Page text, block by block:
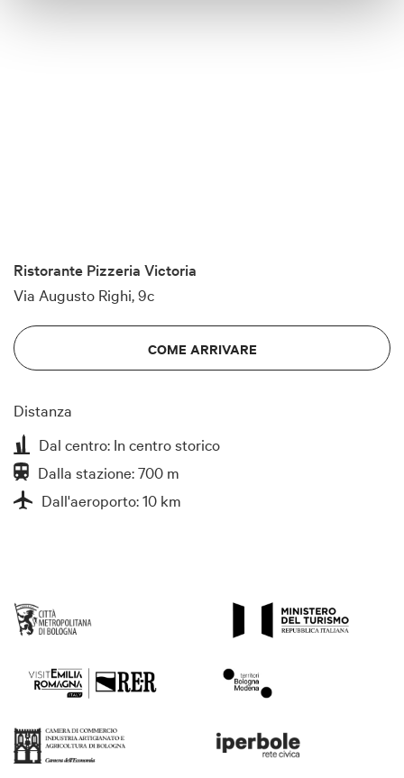
Ristorante Pizzeria Victoria
Via Augusto Righi, 9c
COME ARRIVARE
Distanza
Dal centro: In centro storico
Dalla stazione: 700 m
Dall'aeroporto: 10 km